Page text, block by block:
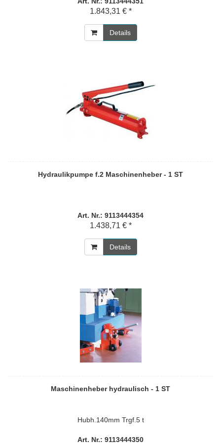
1.843,31 € *
Details
Hydraulikpumpe f.2 Maschinenheber - 1 ST
Art. Nr.: 9113444354
1.438,71 € *
Details
Maschinenheber hydraulisch - 1 ST
Hubh.140mm Trgf.5 t
Art. Nr.: 9113444350